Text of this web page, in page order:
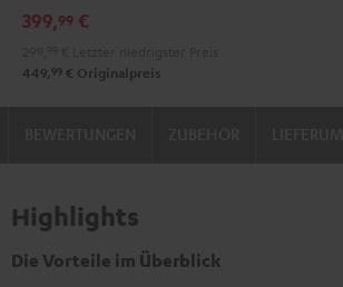
399,99 €
449, 99 € Originalpreis
Highlights
Die Vorteile im Überblick